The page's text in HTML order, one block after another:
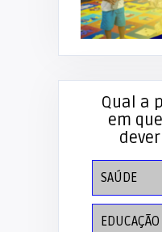
Qual a
em
SAÚDE
EDUCAÇÃO